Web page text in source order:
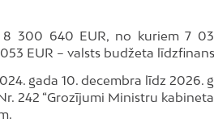
8 300 640 EUR, no kuriem 7
EUR – valsts budžeta
gada 10. decembra līdz 2026.
242 “Grozījumi Ministru